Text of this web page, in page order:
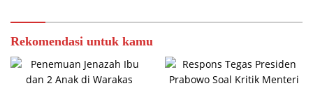
Rekomendasi untuk kamu